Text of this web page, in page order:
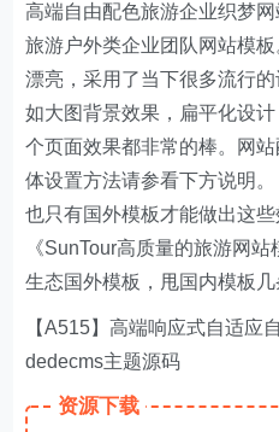
高端自由配色旅游企业织梦
旅游户外类企业团队网站模
漂亮，采用了当下很多流行的
如大图背景效果，扁平化设
个页面效果都非常的棒。网
体设置方法请参看下方说明。
也只有国外模板才能做出这
《SunTour高质量的旅游网
生态国外模板，甩国内模板几
【A515】高端响应式自适应
dedecms主题源码
资源下载